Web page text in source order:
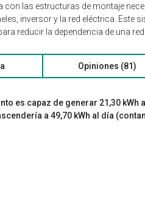
las estructuras de montaje
inversor y la red eléctrica. Este
reducir la dependencia de una red
Opiniones (81)
es capaz de generar 21,30 kWh
a 49,70 kWh al día